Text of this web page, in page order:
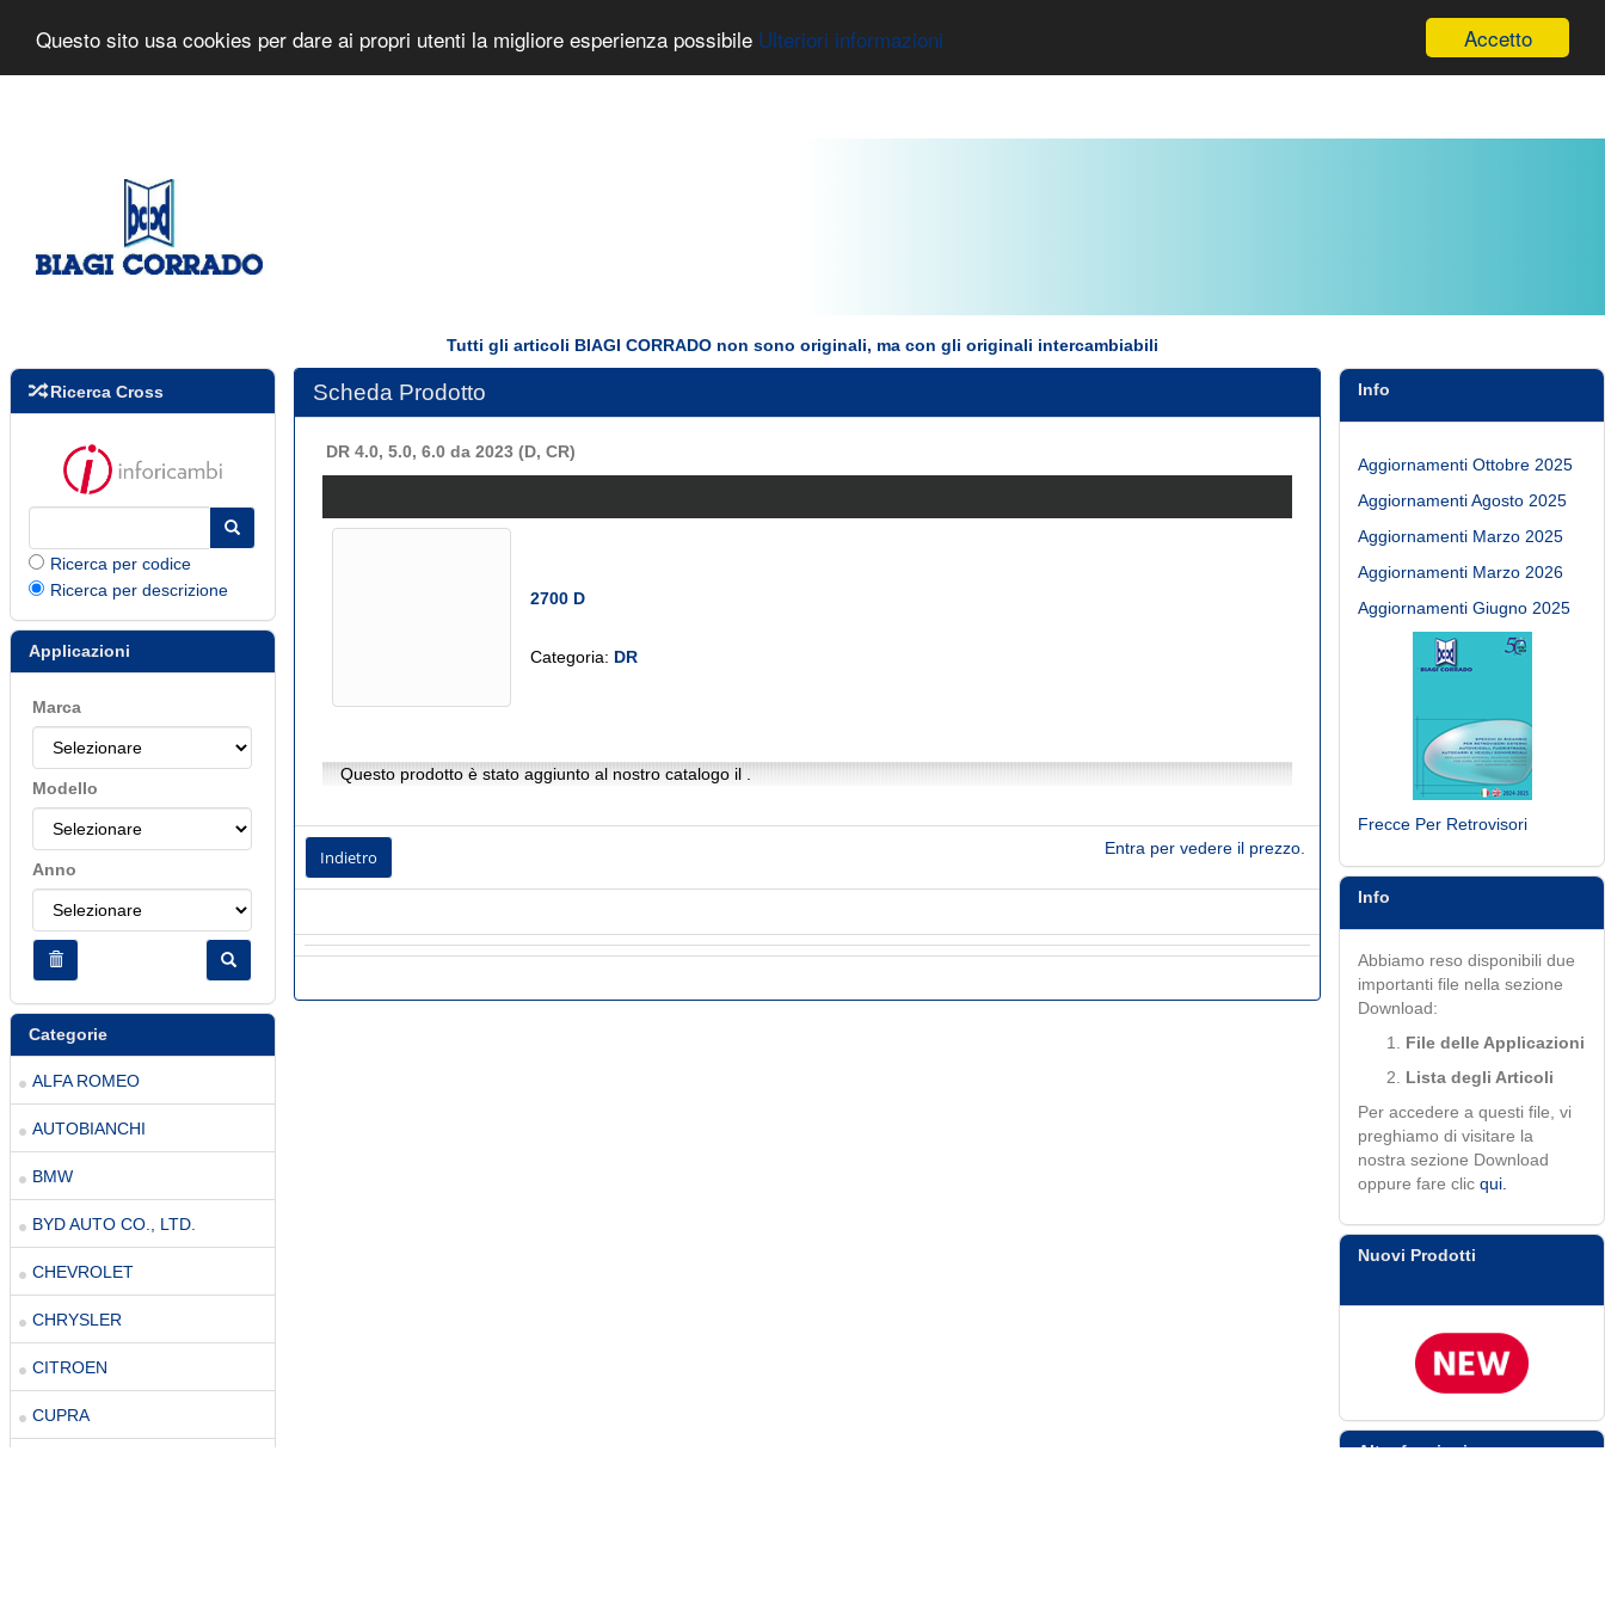
Accetto
Questo sito usa cookies per dare ai propri utenti la migliore esperienza possibile Ulteriori informazioni
Tutti gli articoli BIAGI CORRADO non sono originali, ma con gli originali intercambiabili
Ricerca Cross
Ricerca per codice
Ricerca per descrizione
Applicazioni
Marca
Modello
Anno
Categorie
ALFA ROMEO
AUTOBIANCHI
BMW
BYD AUTO CO., LTD.
CHEVROLET
CHRYSLER
CITROEN
CUPRA
Scheda Prodotto
DR 4.0, 5.0, 6.0 da 2023 (D, CR)
2700 D
Categoria: DR
Questo prodotto è stato aggiunto al nostro catalogo il .
Indietro Entra per vedere il prezzo.
Info
Aggiornamenti Ottobre 2025
Aggiornamenti Agosto 2025
Aggiornamenti Marzo 2025
Aggiornamenti Marzo 2026
Aggiornamenti Giugno 2025
Frecce Per Retrovisori
Info
Abbiamo reso disponibili due
importanti file nella sezione
Download:
File delle Applicazioni
Lista degli Articoli
Per accedere a questi file, vi
preghiamo di visitare la
nostra sezione Download
oppure fare clicqui.
Nuovi Prodotti
Altre funzioni